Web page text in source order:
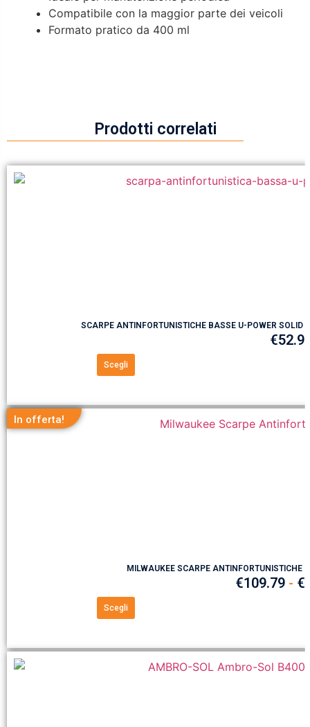
Compatibile con la maggior parte dei veicoli
Formato pratico da 400 ml
Prodotti correlati
SCARPE ANTINFORTUNISTICHE BASSE U-POWER SOLID
€
Scegli
In offerta!
MILWAUKEE SCARPE ANTINFORTUNISTICHE
€109.79 - €
Scegli